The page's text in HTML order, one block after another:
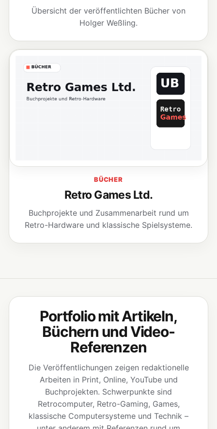
Übersicht der veröffentlichten Bücher von
Holger Weßling.
BÜCHER
Retro Games Ltd.
Buchprojekte und Zusammenarbeit rund um
Retro-Hardware und klassische Spielsysteme.
Portfolio mit Artikeln,
Büchern und Video-
Referenzen
Die Veröffentlichungen zeigen redaktionelle
Arbeiten in Print, Online, YouTube und
Buchprojekten. Schwerpunkte sind
Retrocomputer, Retro-Gaming, Games,
klassische Computersysteme und Technik –